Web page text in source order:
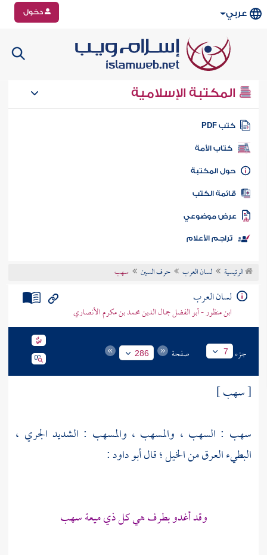
عربي دخول
المكتبة الإسلامية
كتب PDF
كتاب الأمة
المكتبة
الكتب
موضوعي
تراجم الأعلام
الرئيسية لسان العرب حرف السين سهب
لسان العرب
ابن منظور - أبو الفضل جمال الدين محمد بن مكرم الأنصاري
جزء 7 صفحة 286
[ سهب ]
سهب : السهب ، والمسهب ، والمسهب : الشديد الجري ،
البطيء العرق من الخيل ؛ قالأبو داود:
وقد أغدو بطرف هي كل ذي ميعة سهب